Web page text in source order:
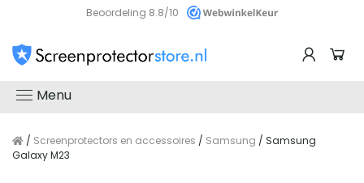
Beoordeling 8.8/10
Menu
/ Screenprotectors en accessoires / Samsung / Samsung
Galaxy M23